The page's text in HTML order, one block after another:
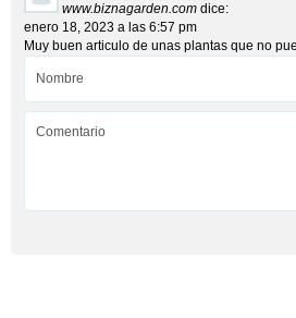
www.biznagarden.com dice:
enero 18, 2023 a las 6:57 pm
Muy buen articulo de unas plantas que no